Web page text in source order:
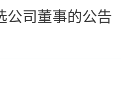
公司董事的公告